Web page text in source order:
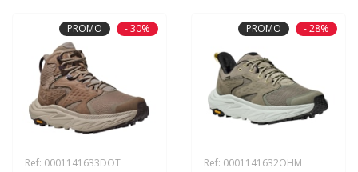
PROMO - 30%
Ref: 0001141633DOT
PROMO - 28%
Ref: 0001141632OHM